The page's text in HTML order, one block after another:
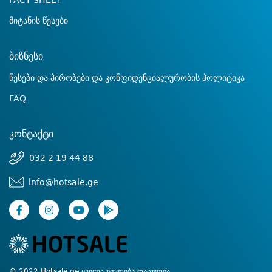
მიტანის წესები
ბიზნესი
წესები და პირობები და კონფიდენციალურობის პოლიტიკა
FAQ
კონტაქტი
032 2 19 44 88
info@hotsale.ge